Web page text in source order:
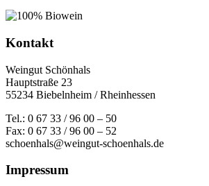
Kontakt
Weingut Schönhals
Hauptstraße 23
55234 Biebelnheim / Rheinhessen
Tel.: 0 67 33 / 96 00 – 50
Fax: 0 67 33 / 96 00 – 52
schoenhals@weingut-schoenhals.de
Impressum